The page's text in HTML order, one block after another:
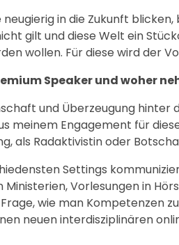
in die Zukunft
gilt und diese Welt ein
wollen. Für diese wird der
Speaker und woher
und Überzeugung hinter
meinem Engagement für
als Radaktivistin oder
Settings
Vorlesungen in
wie man Kompetenzen
neuen interdisziplinären